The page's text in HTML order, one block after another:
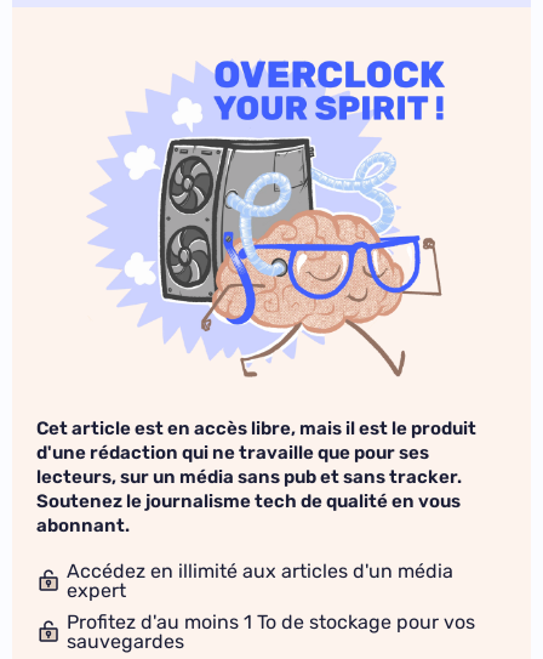
Cet article est en accès libre, mais il est le produit
d'une rédaction qui ne travaille que pour ses
lecteurs, sur un média sans pub et sans tracker.
Soutenez le journalisme tech de qualité en vous
abonnant.
Accédez en illimité aux articles d'un média
expert
Profitez d'au moins 1 To de stockage pour vos
sauvegardes